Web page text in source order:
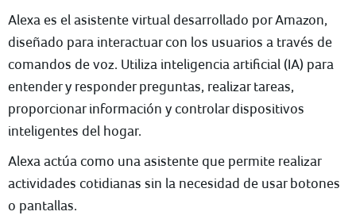
Alexa es el asistente virtual desarrollado por Amazon,
diseñado para interactuar con los usuarios a través de
comandos de voz. Utiliza inteligencia artificial (IA) para
entender y responder preguntas, realizar tareas,
proporcionar información y controlar dispositivos
inteligentes del hogar.
Alexa actúa como una asistente que permite realizar
actividades cotidianas sin la necesidad de usar botones
o pantallas.